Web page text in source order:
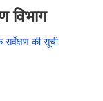
विभाग
सर्वेक्षण की सूची